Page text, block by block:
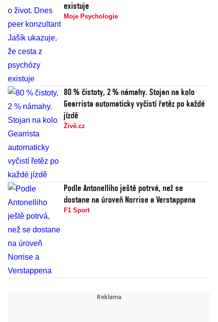
existuje
Moje Psychologie
80 % čistoty, 2 % námahy. Stojan na kolo
Gearrista automaticky vyčistí řetěz po každé
jízdě
Živě.cz
Podle Antonelliho ještě potrvá, než se
dostane na úroveň Norrise a Verstappena
F1 Sport